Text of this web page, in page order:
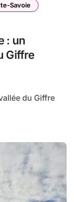
Savoie
: un
Giffre